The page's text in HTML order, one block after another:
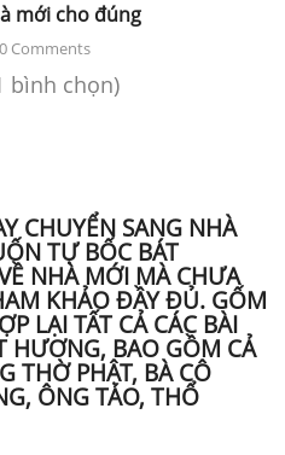
mới cho đúng
0 Comments
bình chọn)
CHUYỂN SANG NHÀ
TỰ BỐC BÁT
NHÀ MỚI MÀ CHƯA
KHẢO ĐẦY ĐỦ. GỐM
LẠI TẤT CẢ CÁC BÀI
HƯƠNG, BAO GỒM CẢ
THỜ PHẬT, BÀ CÔ
ÔNG TÁO, THỔ